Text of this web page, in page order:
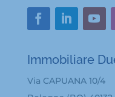
Immobiliare
Via CAPUANA 10/4